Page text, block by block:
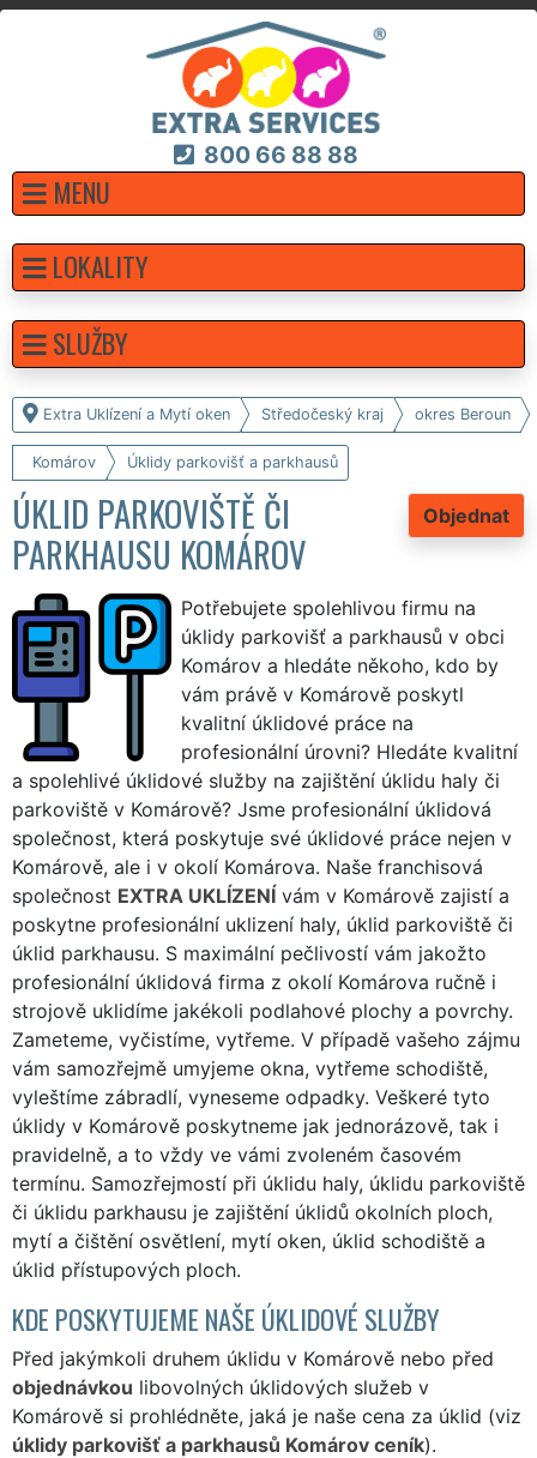
800 66 88 88
MENU
Extra Uklízení a Mytí oken Středočeský kraj okres Beroun
Komárov Úklidy parkovišť a parkhausů
Objednat
ÚKLID PARKOVIŠTĚ ČI
PARKHAUSU KOMÁROV
Potřebujete spolehlivou firmu na
úklidy parkovišť a parkhausů v obci
Komárov a hledáte někoho, kdo by
vám právě v Komárově poskytl
kvalitní úklidové práce na
profesionální úrovni? Hledáte kvalitní
a spolehlivé úklidové služby na zajištění úklidu haly či
parkoviště v Komárově? Jsme profesionální úklidová
společnost, která poskytuje své úklidové práce nejen v
Komárově, ale i v okolí Komárova. Naše franchisová
společnost EXTRA UKLÍZENÍ vám v Komárově zajistí a
poskytne profesionální uklizení haly, úklid parkoviště či
úklid parkhausu. S maximální pečlivostí vám jakožto
profesionální úklidová firma z okolí Komárova ručně i
strojově uklidíme jakékoli podlahové plochy a povrchy.
Zameteme, vyčistíme, vytřeme. V případě vašeho zájmu
vám samozřejmě umyjeme okna, vytřeme schodiště,
vyleštíme zábradlí, vyneseme odpadky. Veškeré tyto
úklidy v Komárově poskytneme jak jednorázově, tak i
pravidelně, a to vždy ve vámi zvoleném časovém
termínu. Samozřejmostí při úklidu haly, úklidu parkoviště
či úklidu parkhausu je zajištění úklidů okolních ploch,
mytí a čištění osvětlení, mytí oken, úklid schodiště a
úklid přístupových ploch.
KDE POSKYTUJEME NAŠE ÚKLIDOVÉ SLUŽBY
Před jakýmkoli druhem úklidu v Komárově nebo před
objednávkou libovolných úklidových služeb v
Komárově si prohlédněte, jaká je naše cena za úklid (viz
úklidy parkovišť a parkhausů Komárov ceník).
LOKALITY
SLUŽBY